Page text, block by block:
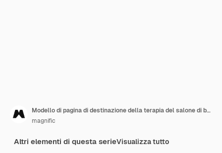
Modello di pagina di destinazione della terapia del salone di bellezza
magnific
Altri elementi di questa serieVisualizza tutto